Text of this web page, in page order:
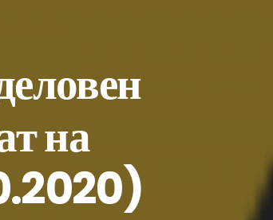
на